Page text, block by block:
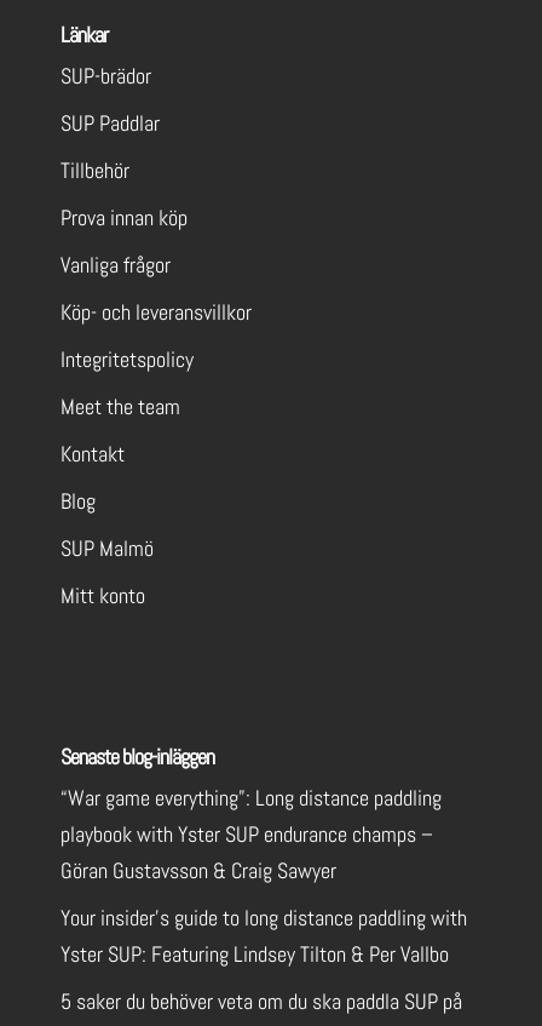
Länkar
SUP-brädor
SUP Paddlar
Tillbehör
Prova innan köp
Vanliga frågor
Köp- och leveransvillkor
Integritetspolicy
Meet the team
Kontakt
Blog
SUP Malmö
Mitt konto
Senaste blog-inläggen
“War game everything”: Long distance paddling
playbook with Yster SUP endurance champs –
Göran Gustavsson & Craig Sawyer
Your insider’s guide to long distance paddling with
Yster SUP: Featuring Lindsey Tilton & Per Vallbo
5 saker du behöver veta om du ska paddla SUP på